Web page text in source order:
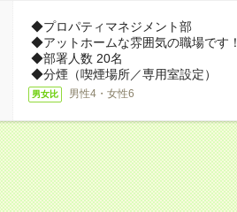
◆プロパティマネジメント部
◆アットホームな雰囲気の職場です！
◆部署人数 20名
◆分煙（喫煙場所／専用室設定）
男女比 男性4・女性6